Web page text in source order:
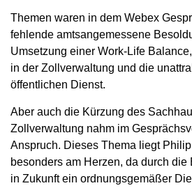
Themen waren in dem Webex
fehlende amtsangemessene
Umsetzung einer Work-Life
in der Zollverwaltung und die
öffentlichen Dienst.
Aber auch die Kürzung des
Zollverwaltung nahm im
Anspruch. Dieses Thema liegt
besonders am Herzen, da durch
in Zukunft ein ordnungsgemäßer